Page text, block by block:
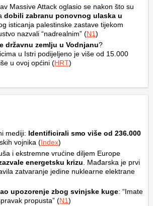
Massive Attack oglasio se nakon što su
dobili zabranu ponovnog ulaska u
isticanja palestinske zastave tijekom
nazvali “nadrealnim” (N1)
državnu zemlju u Vodnjanu?
u Istri podijeljeno je više od 15.000
u ovoj općini (HRT)
mediji: Identificirali smo više od 236.000
vojnika (Index)
i ekstremne vrućine diljem Europe
energetsku krizu . Mađarska je prvi
zatvaranje jedine nuklearne elektrane
upozorenje zbog svinjske kuge: “Imate
propusta” (N1)